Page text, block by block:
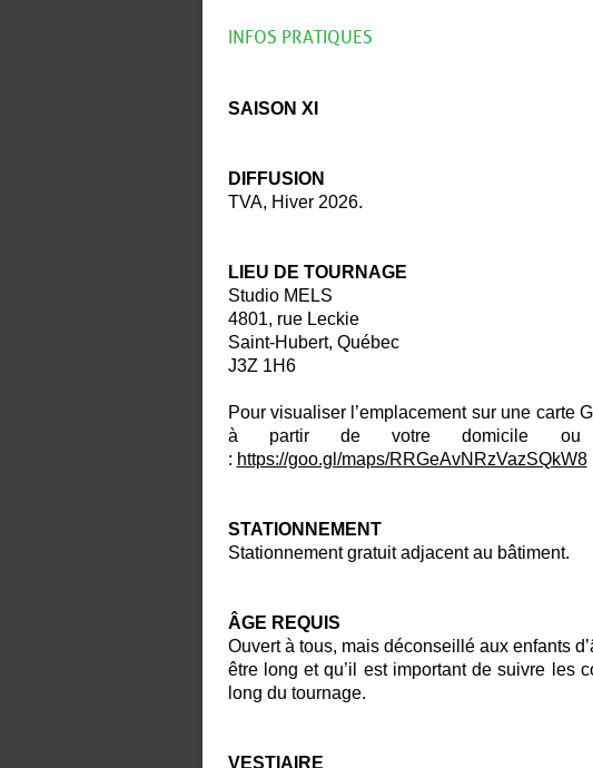
INFOS PRATIQUES
SAISON XI
DIFFUSION
TVA, Hiver 2026.
LIEU DE TOURNAGE
Studio MELS
4801, rue Leckie
Saint-Hubert, Québec
J3Z 1H6
Pour visualiser l’emplacement sur une carte
à partir de votre domicile
: https://goo.gl/maps/RRGeAvNRzVazSQkW8
STATIONNEMENT
Stationnement gratuit adjacent au bâtiment.
ÂGE REQUIS
Ouvert à tous, mais déconseillé aux enfants
être long et qu’il est important de suivre les
long du tournage.
VESTIAIRE